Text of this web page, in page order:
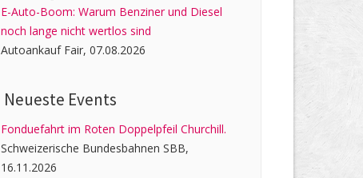
E-Auto-Boom: Warum Benziner und Diesel
noch lange nicht wertlos sind
Autoankauf Fair, 07.08.2026
Neueste Events
Fonduefahrt im Roten Doppelpfeil Churchill.
Schweizerische Bundesbahnen SBB,
16.11.2026